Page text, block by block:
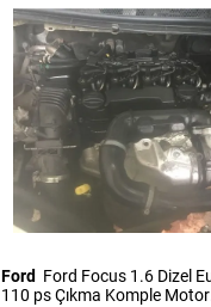
Ford
110 ps Çıkma Komple Motor